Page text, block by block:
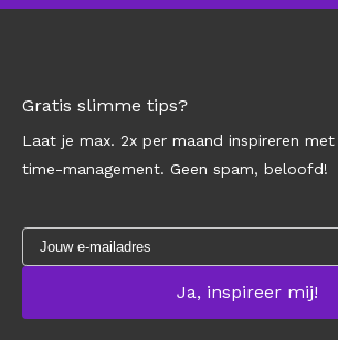
Gratis slimme tips?
Laat je max. 2x per maand inspireren
time-management. Geen spam, beloofd!